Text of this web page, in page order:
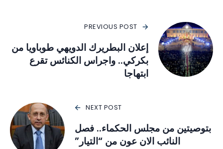
PREVIOUS POST
إعلان البطريرك الدويهي طوباويا من
بكركي.. واجراس الكنائس تقرع
ابتهاجا
NEXT POST
بتوصيتين من مجلس الحكماء.. فصل
النائب الان عون من “التيار”